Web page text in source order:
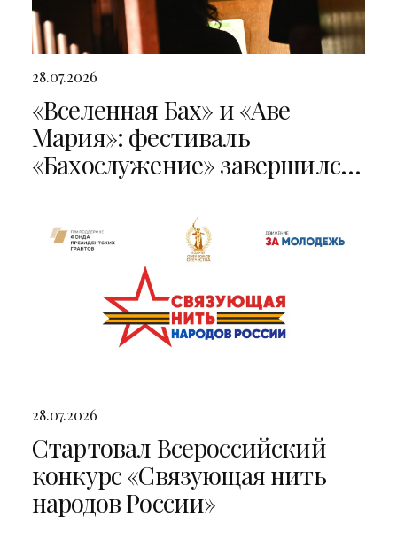
28.07.2026
«Вселенная Бах» и «Аве
Мария»: фестиваль
«Бахослужение» завершился
28.07.2026
Стартовал Всероссийский
конкурс «Связующая нить
народов России»